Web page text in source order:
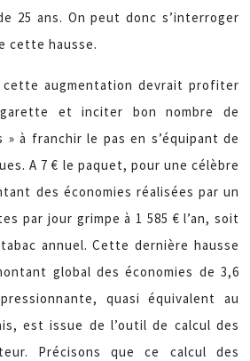
25 ans. On peut donc s’interroger
cette hausse.
augmentation devrait profiter
et inciter bon nombre de
» à franchir le pas en s’équipant de
A 7 € le paquet, pour une célèbre
des économies réalisées par un
par jour grimpe à 1 585 € l’an, soit
annuel. Cette dernière hausse
global des économies de 3,6
quasi équivalent au
est issue de l’outil de calcul des
Précisons que ce calcul des